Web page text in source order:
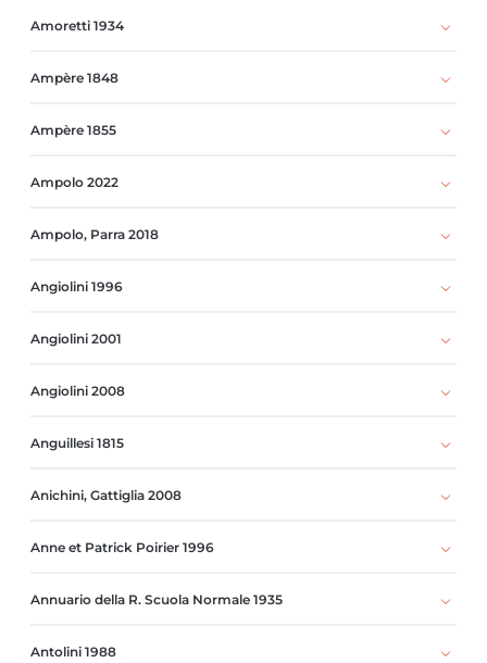
Amoretti 1934
Ampère 1848
Ampère 1855
Ampolo 2022
Ampolo, Parra 2018
Angiolini 1996
Angiolini 2001
Angiolini 2008
Anguillesi 1815
Anichini, Gattiglia 2008
Anne et Patrick Poirier 1996
Annuario della R. Scuola Normale 1935
Antolini 1988